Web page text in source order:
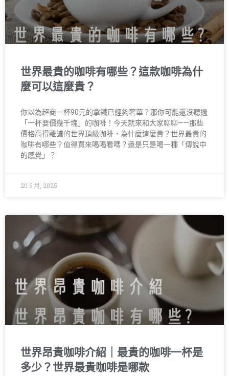
世界最貴的咖啡有哪些？這款咖啡為什
麼可以這麼貴？
你以為超商一杯90元的拿鐵已經夠奢華？那你可能還沒聽過
「一杯要價幾千塊」的咖啡！今天就來和大家聊聊——那些
價格高得離譜的世界頂級咖啡，為什麼這麼貴？世界最貴的
咖啡有哪些？值得買來喝喝看嗎？還是只是喝一種「傳說中
的感覺」？
20 6 月, 2025
世界昂貴咖啡介紹｜最貴的咖啡一杯是
多少？世界最貴咖啡是哪款